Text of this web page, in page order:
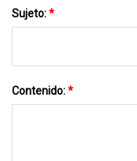
Sujeto:*
Contenido:*